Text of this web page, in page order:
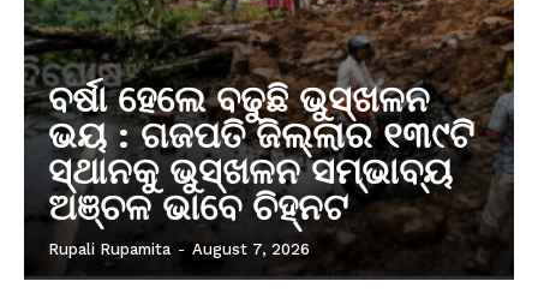
ବର୍ଷା ହେଲେ ବଢୁଛି ଭୁସ୍ଖଳନ
ଭୟ : ଗଜପତି ଜିଲ୍ଲାର ୧୩୯ଟି
ସ୍ଥାନକୁ ଭୁସ୍ଖଳନ ସମ୍ଭାବ୍ୟ
ଅଞ୍ଚଳ ଭାବେ ଚିହ୍ନଟ
Rupali Rupamita - August 7, 2026